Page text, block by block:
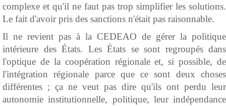
complexe et qu'il ne faut pas trop simplifier les solutions.
Le fait d'avoir pris des sanctions n'était pas raisonnable.
Il ne revient pas à la CEDEAO de gérer la politique
intérieure des États. Les États se sont regroupés dans
l'optique de la coopération régionale et, si possible, de
l'intégration régionale parce que ce sont deux choses
différentes ; ça ne veut pas dire qu'ils ont perdu leur
autonomie institutionnelle, politique, leur indépendance